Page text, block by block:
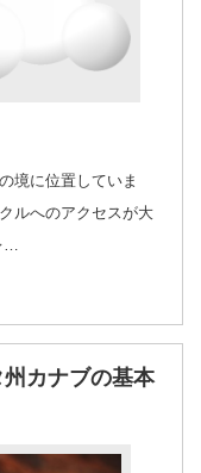
境に位置していま
ルへのアクセスが大
カナブの基本